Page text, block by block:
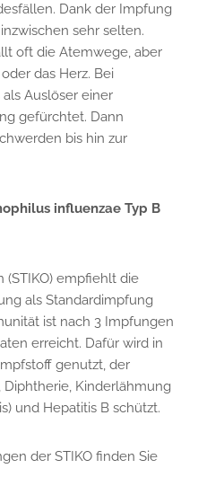
Dank der Impfung
sehr selten.
oft die Atemwege, aber
das Herz. Bei
Auslöser einer
gefürchtet. Dann
bis hin zur
influenzae Typ B
(STIKO) empfiehlt die
als Standardimpfung
ist nach 3 Impfungen
erreicht. Dafür wird in
genutzt, der
Diphtherie, Kinderlähmung
und Hepatitis B schützt.
der STIKO finden Sie